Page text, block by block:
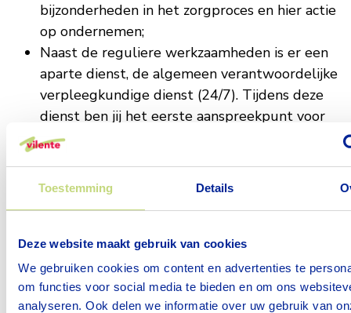
Toestemming Details
Deze website maakt gebruik van cookies
We gebruiken cookies om content en advertenties te
om functies voor social media te bieden en om ons
analyseren. Ook delen we informatie over uw gebruik van
bijzonderheden in het zorgproces en hier actie
op ondernemen;
Naast de reguliere werkzaamheden is er een
aparte dienst, de algemeen verantwoordelijke
verpleegkundige dienst (24/7). Tijdens deze
dienst ben jij het eerste aanspreekpunt voor
medewerkers en vervul je de triagerol ten
En je denkt als verpleegkundige mee over de
kwaliteitsverbetering van onze zorg. We staan
Wat bieden we jou
Arbeidsvoorwaarden volgens de cao VVT,